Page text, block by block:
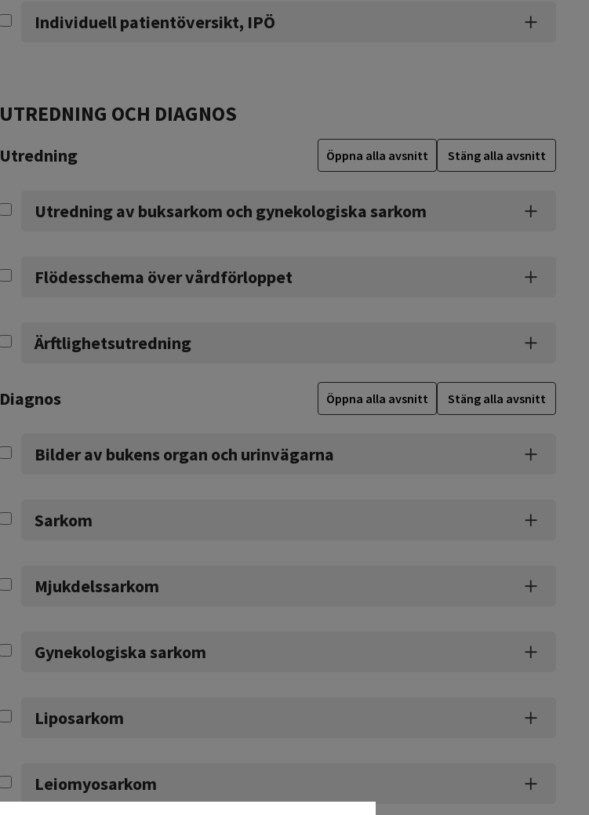
Individuell patientöversikt, IPÖ
UTREDNING OCH DIAGNOS
Utredning Öppna alla avsnitt Stäng alla avsnitt
Utredning av buksarkom och gynekologiska sarkom
Flödesschema över vårdförloppet
Ärftlighetsutredning
Diagnos Öppna alla avsnitt Stäng alla avsnitt
Bilder av bukens organ och urinvägarna
Sarkom
Mjukdelssarkom
Gynekologiska sarkom
Liposarkom
Leiomyosarkom